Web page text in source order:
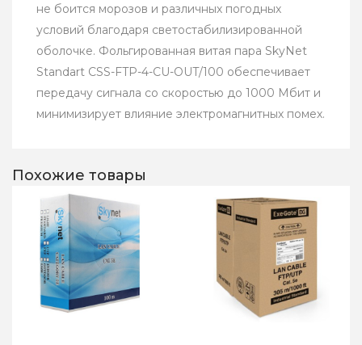
не боится морозов и различных погодных
условий благодаря светостабилизированной
оболочке. Фольгированная витая пара SkyNet
Standart CSS-FTP-4-CU-OUT/100 обеспечивает
передачу сигнала со скоростью до 1000 Мбит и
минимизирует влияние электромагнитных помех.
Похожие товары